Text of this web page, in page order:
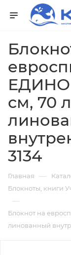
см, 70
3134
Главная —
Блокноты, книги
—
Блокнот на
линованный